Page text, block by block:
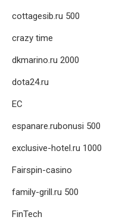
cottagesib.ru 500
crazy time
dkmarino.ru 2000
dota24.ru
EC
espanare.rubonusi 500
exclusive-hotel.ru 1000
Fairspin-casino
family-grill.ru 500
FinTech